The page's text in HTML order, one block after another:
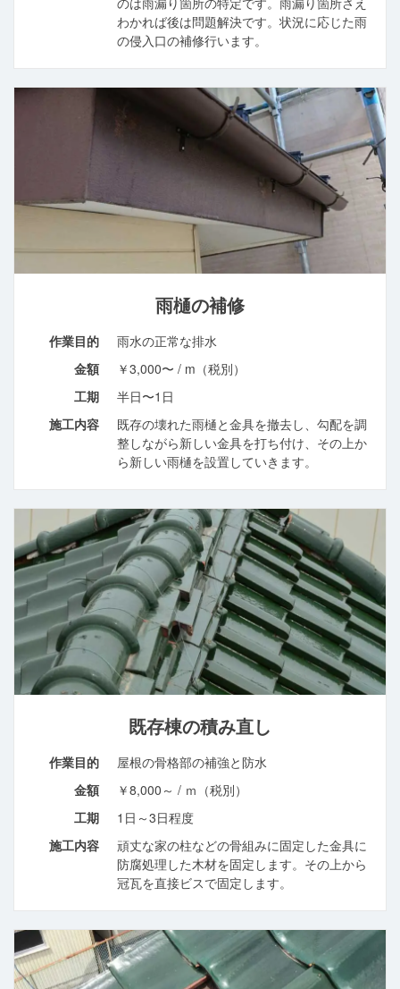
わかれば後は問題解決です。状況に応じた雨
の侵入口の補修行います。
雨樋の補修
作業目的
雨水の正常な排水
金額
￥3,000〜 / m（税別）
工期
半日〜1日
施工内容
既存の壊れた雨樋と金具を撤去し、勾配を調
整しながら新しい金具を打ち付け、その上か
ら新しい雨樋を設置していきます。
既存棟の積み直し
作業目的
屋根の骨格部の補強と防水
金額
￥8,000～ / ｍ（税別）
工期
1日～3日程度
施工内容
頑丈な家の柱などの骨組みに固定した金具に
防腐処理した木材を固定します。その上から
冠瓦を直接ビスで固定します。